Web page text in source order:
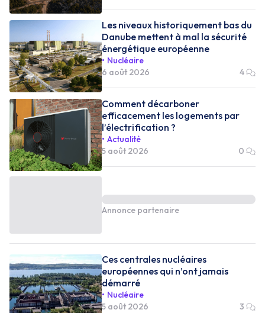
Les niveaux historiquement bas du
Danube mettent à mal la sécurité
énergétique européenne
Nucléaire
6 août 2026
4
Comment décarboner
efficacement les logements par
l’électrification ?
Actualité
5 août 2026
0
Annonce partenaire
Ces centrales nucléaires
européennes qui n’ont jamais
démarré
Nucléaire
5 août 2026
3